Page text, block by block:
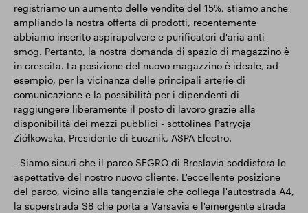
registriamo un aumento delle vendite del 15%, stiamo anche
ampliando la nostra offerta di prodotti, recentemente
abbiamo inserito aspirapolvere e purificatori d'aria anti-
smog. Pertanto, la nostra domanda di spazio di magazzino è
in crescita. La posizione del nuovo magazzino è ideale, ad
esempio, per la vicinanza delle principali arterie di
comunicazione e la possibilità per i dipendenti di
raggiungere liberamente il posto di lavoro grazie alla
disponibilità dei mezzi pubblici - sottolinea Patrycja
Ziółkowska, Presidente di Łucznik, ASPA Electro.
- Siamo sicuri che il parco SEGRO di Breslavia soddisferà le
aspettative del nostro nuovo cliente. L'eccellente posizione
del parco, vicino alla tangenziale che collega l'autostrada A4,
la superstrada S8 che porta a Varsavia e l'emergente strada